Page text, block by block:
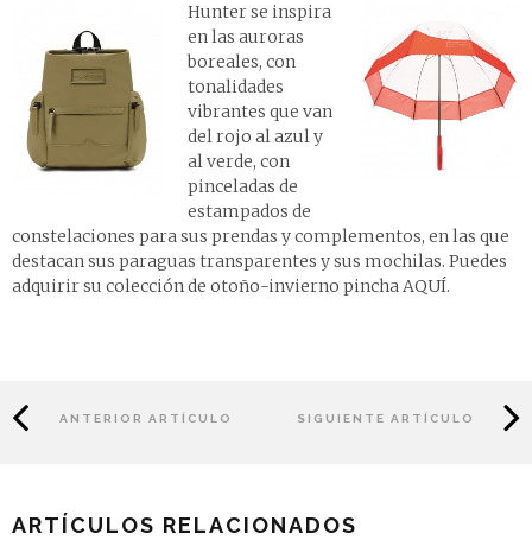
Hunter se inspira
en las auroras
boreales, con
tonalidades
vibrantes que van
del rojo al azul y
al verde, con
pinceladas de
estampados de
constelaciones para sus prendas y complementos, en las que
destacan sus paraguas transparentes y sus mochilas. Puedes
adquirir su colección de otoño-invierno pinchaAQUÍ.
ANTERIOR ARTÍCULO SIGUIENTE ARTÍCULO
ARTÍCULOS RELACIONADOS